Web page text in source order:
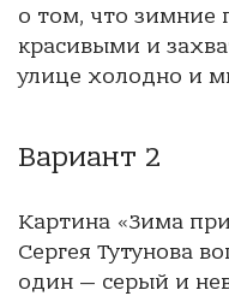
о том, что зимние
красивыми и
улице холодно и
Вариант 2
Картина «Зима
Сергея Тутунова
один — серый и